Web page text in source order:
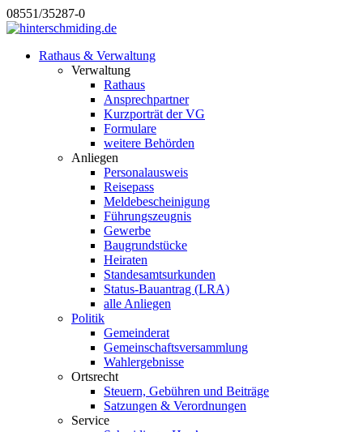
08551/35287-0
Rathaus & Verwaltung
Verwaltung
Rathaus
Ansprechpartner
Kurzporträt der VG
Formulare
weitere Behörden
Anliegen
Personalausweis
Reisepass
Meldebescheinigung
Führungszeugnis
Gewerbe
Baugrundstücke
Heiraten
Standesamtsurkunden
Status-Bauantrag (LRA)
alle Anliegen
Politik
Gemeinderat
Gemeinschaftsversammlung
Wahlergebnisse
Ortsrecht
Steuern, Gebühren und Beiträge
Satzungen & Verordnungen
Service